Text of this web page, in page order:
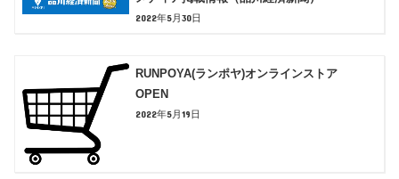
2022年5月30日
RUNPOYA(ランポヤ)オンラインストア
OPEN
2022年5月19日